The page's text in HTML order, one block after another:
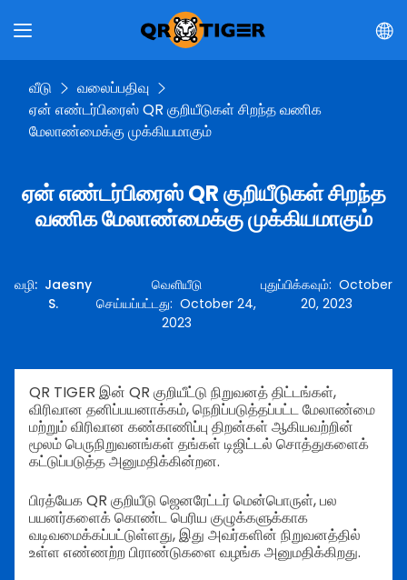
வீடு
வலைப்பதிவு
ஏன் எண்டர்பிரைஸ் QR குறியீடுகள் சிறந்த வணிக
மேலாண்மைக்கு முக்கியமாகும்
ஏன் எண்டர்பிரைஸ் QR குறியீடுகள் சிறந்த
வணிக மேலாண்மைக்கு முக்கியமாகும்
வழி: Jaesny
S.
வெளியீடு
செய்யப்பட்டது: October 24,
2023
புதுப்பிக்கவும்: October
20, 2023
QR TIGER இன் QR குறியீட்டு நிறுவனத் திட்டங்கள்,
விரிவான தனிப்பயனாக்கம், நெறிப்படுத்தப்பட்ட மேலாண்மை
மற்றும் விரிவான கண்காணிப்பு திறன்கள் ஆகியவற்றின்
மூலம் பெருநிறுவனங்கள் தங்கள் டிஜிட்டல் சொத்துகளைக்
கட்டுப்படுத்த அனுமதிக்கின்றன.
பிரத்யேக QR குறியீடு ஜெனரேட்டர் மென்பொருள், பல
பயனர்களைக் கொண்ட பெரிய குழுக்களுக்காக
வடிவமைக்கப்பட்டுள்ளது, இது அவர்களின் நிறுவனத்தில்
உள்ள எண்ணற்ற பிராண்டுகளை வழங்க அனுமதிக்கிறது.